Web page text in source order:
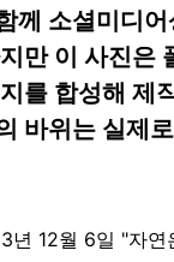
께 소셜미디
만 이 사진은
를 합성해 제
바위는 실제
년 12월 6일 "자연